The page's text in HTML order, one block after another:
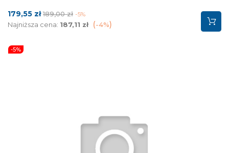
Cena
179,55 złCena
podstawowa
189,00 zł -5%
Najniższa cena: 187,11 zł -4%
-5%